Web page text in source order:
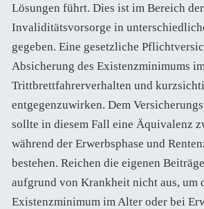
Lösungen führt. Dies ist im Bereich
Invaliditätsvorsorge in
gegeben. Eine gesetzliche
Absicherung des Existenzminimums
Trittbrettfahrerverhalten und
entgegenzuwirken. Dem
sollte in diesem Fall eine Äquivalenz
während der Erwerbsphase und
bestehen. Reichen die eigenen
aufgrund von Krankheit nicht aus, um
Existenzminimum im Alter oder bei